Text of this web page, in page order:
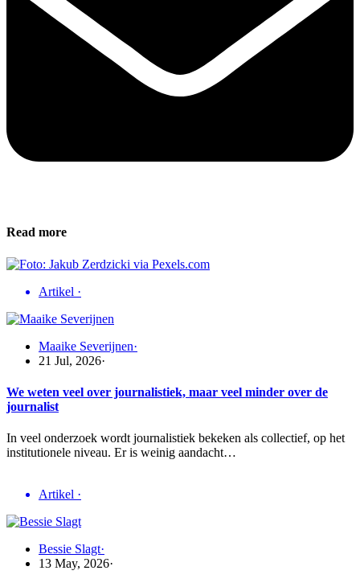
Read more
Artikel ·
Maaike Severijnen·
21 Jul, 2026·
We weten veel over journalistiek, maar veel minder over de
journalist
In veel onderzoek wordt journalistiek bekeken als collectief, op het
institutionele niveau. Er is weinig aandacht…
Artikel ·
Bessie Slagt·
13 May, 2026·